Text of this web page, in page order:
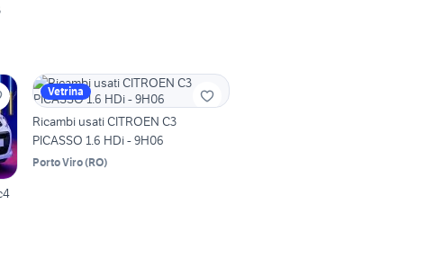
Vetrina
Ricambi usati CITROEN C3
PICASSO 1.6 HDi - 9H06
Porto Viro(RO)